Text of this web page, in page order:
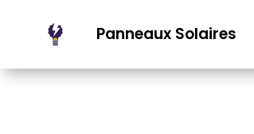
Panneaux Solaires